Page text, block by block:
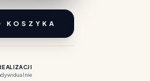
KOSZYKA